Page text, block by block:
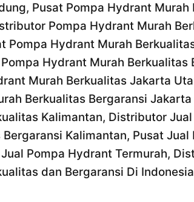
Pusat Pompa Hydrant
Pompa Hydrant Murah
Pompa Hydrant Murah
Hydrant Murah
Murah Berkualitas Jakarta
Berkualitas Bergaransi
Kalimantan, Distributor
Bergaransi Kalimantan, Pusat
Pompa Hydrant Termurah,
dan Bergaransi Di